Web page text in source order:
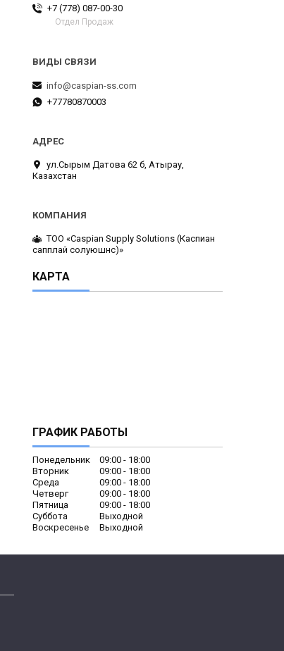
+7 (778) 087-00-30
Отдел Продаж
info@caspian-ss.com
+77780870003
ул.Сырым Датова 62 б, Атырау,
Казахстан
ТОО «Caspian Supply Solutions (Каспиан
сапплай солуюшнс)»
КАРТА
ГРАФИК РАБОТЫ
Понедельник 09:00
18:00
Вторник
09:00
18:00
Среда
09:00
18:00
Четверг
09:00
18:00
Пятница
09:00
18:00
Суббота
Выходной
Воскресенье
Выходной